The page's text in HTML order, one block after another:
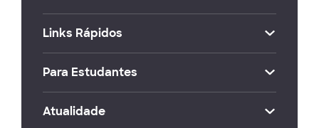
Links Rápidos
Para Estudantes
Atualidade